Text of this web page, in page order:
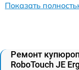
Показать
Ремонт
RoboTouch JE